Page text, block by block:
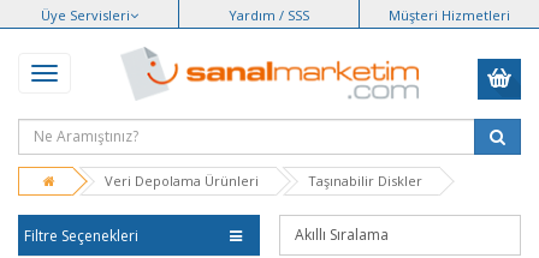
Üye Servisleri Yardım / SSS Müşteri Hizmetleri
Veri Depolama Ürünleri Taşınabilir Diskler
Filtre Seçenekleri